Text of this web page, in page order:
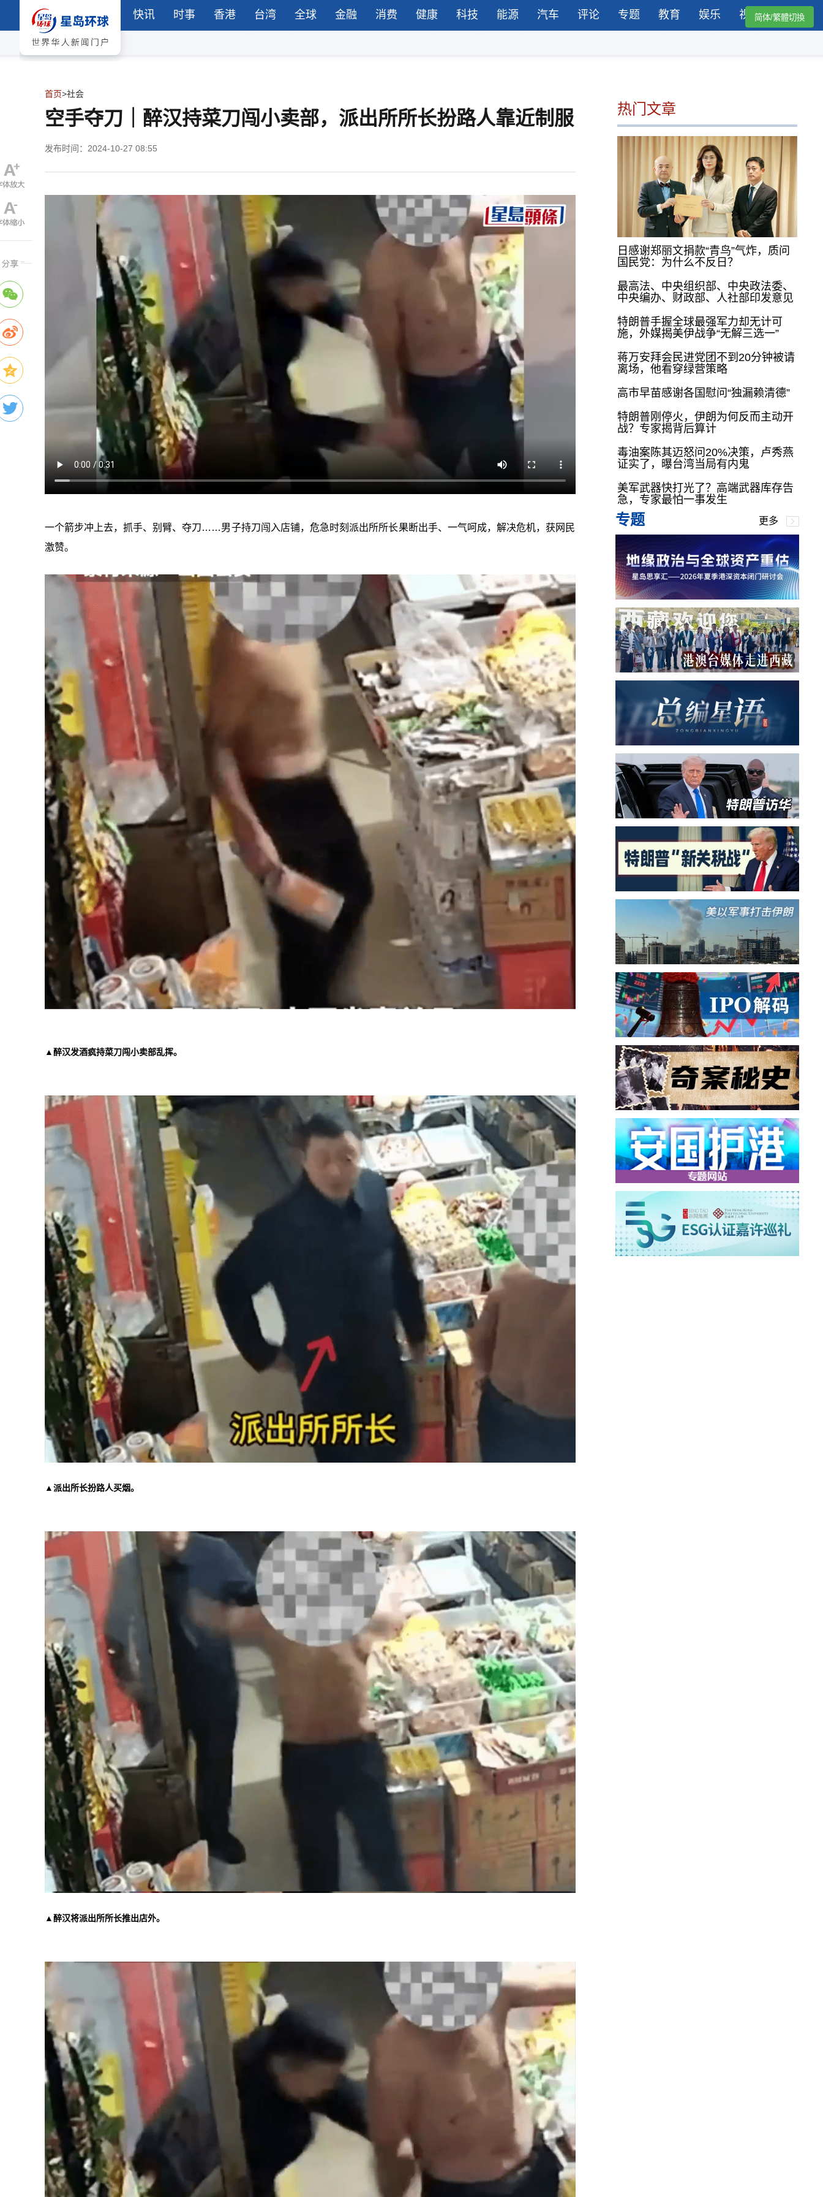
快讯 时事 香港 台湾 全球 金融 消费 健康 科技 能源 汽车 评论 专题 教育 娱乐 视频简体/繁體切換
首页>社会
空手夺刀｜醉汉持菜刀闯小卖部，派出所所长扮路人靠近制服
发布时间：2024-10-27 08:55
一个箭步冲上去，抓手、别臂、夺刀……男子持刀闯入店铺，危急时刻派出所所长果断出手、一气呵成，解决危机，获网民
激赞。
▲醉汉发酒疯持菜刀闯小卖部乱挥。
▲派出所长扮路人买烟。
▲醉汉将派出所所长推出店外。
热门文章
日感谢郑丽文捐款“青鸟”气炸，质问
国民党：为什么不反日？
最高法、中央组织部、中央政法委、
中央编办、财政部、人社部印发意见
特朗普手握全球最强军力却无计可
施，外媒揭美伊战争“无解三选一”
蒋万安拜会民进党团不到20分钟被请
离场，他看穿绿营策略
高市早苗感谢各国慰问“独漏赖清德”
特朗普刚停火，伊朗为何反而主动开
战？专家揭背后算计
毒油案陈其迈怒问20%决策，卢秀燕
证实了，曝台湾当局有内鬼
美军武器快打光了？高端武器库存告
急，专家最怕一事发生
专题 更多